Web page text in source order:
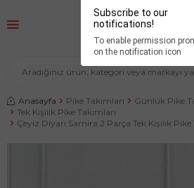
Subscribe to our
notifications!
To enable permission
on the notification icon
Anasayfa Pike Takımları
Günlük Pike
Tek Kişilik Pike Takımları
Çeyiz Diyarı Samira 2 Parça Tek Kişilik Pike